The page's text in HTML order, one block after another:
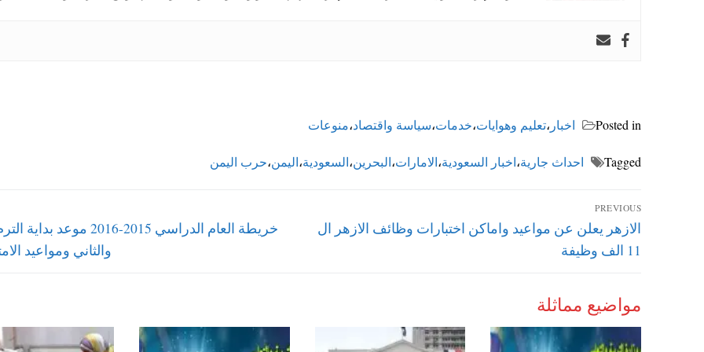
Posted in اخبار ،تعليم وهوايات،خدمات،سياسة واقتصاد،منوعات
Tagged احداث جارية،اخبار السعودية،الامارات،البحرين،السعودية،اليمن،حرب اليمن
تصفّح
المقالات
PREVIOUS
Previous
post:
الازهر يعلن عن مواعيد واماكن اختبارات وظائف الازهر ال
11 الف وظيفة
Next
خريطة العام الدراسي 2015-2016 موعد
والثاني ومواعيد
مواضيع مماثلة